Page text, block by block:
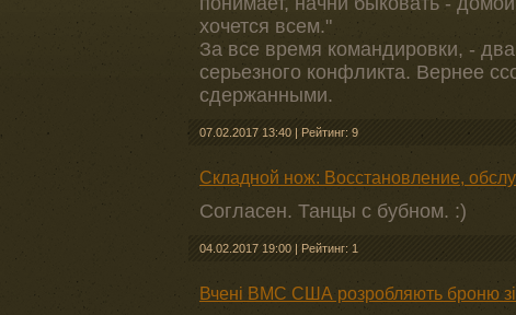
хочется всем."
За все время командировки, -
серьезного конфликта. Вернее
сдержанными.
07.02.2017 13:40 | Рейтинг: 9
Складной нож: Восстановление,
Согласен. Танцы с бубном. :)
04.02.2017 19:00 | Рейтинг: 1
Вчені ВМС США розробляють броню зі